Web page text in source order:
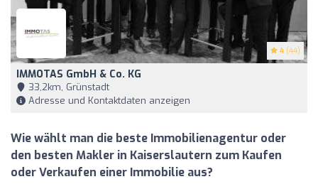
4 (44)
IMMOTAS GmbH & Co. KG
33,2km, Grünstadt
Adresse und Kontaktdaten anzeigen
Wie wählt man die beste Immobilienagentur oder
den besten Makler in Kaiserslautern zum Kaufen
oder Verkaufen einer Immobilie aus?